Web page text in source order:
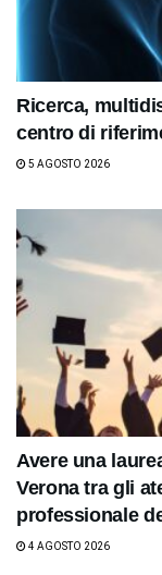
Ricerca,
centro di
5 AGOSTO 2026
Avere una
Verona tra gli
professionale
4 AGOSTO 2026